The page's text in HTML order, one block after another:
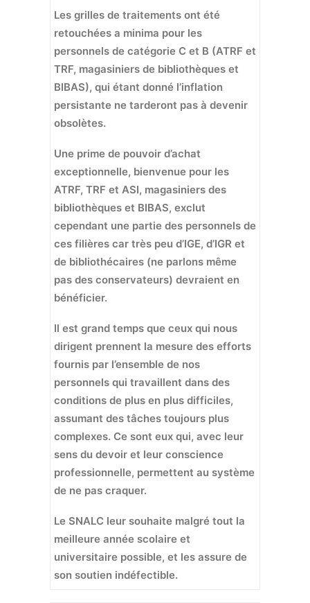
Les grilles de traitements ont été
retouchées a minima pour les
personnels de catégorie C et B (ATRF et
TRF, magasiniers de bibliothèques et
BIBAS), qui étant donné l’inflation
persistante ne tarderont pas à devenir
obsolètes.
Une prime de pouvoir d’achat
exceptionnelle, bienvenue pour les
ATRF, TRF et ASI, magasiniers des
bibliothèques et BIBAS, exclut
cependant une partie des personnels de
ces filières car très peu d’IGE, d’IGR et
de bibliothécaires (ne parlons même
pas des conservateurs) devraient en
bénéficier.
Il est grand temps que ceux qui nous
dirigent prennent la mesure des efforts
fournis par l’ensemble de nos
personnels qui travaillent dans des
conditions de plus en plus difficiles,
assumant des tâches toujours plus
complexes. Ce sont eux qui, avec leur
sens du devoir et leur conscience
professionnelle, permettent au système
de ne pas craquer.
Le SNALC leur souhaite malgré tout la
meilleure année scolaire et
universitaire possible, et les assure de
son soutien indéfectible.